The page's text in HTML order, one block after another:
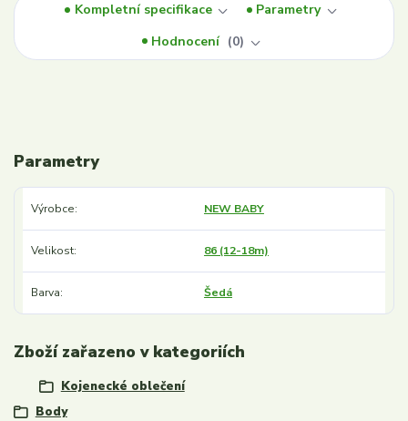
Kompletní specifikace
Parametry
Hodnocení
0
Parametry
Výrobce NEW BABY
Velikost 86 (12-18m)
Barva Šedá
Zboží zařazeno v kategoriích
Kojenecké oblečení
Body